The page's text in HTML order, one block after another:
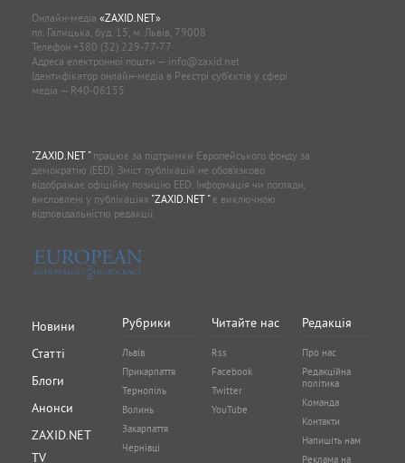
Онлайн-медіа «ZAXID.NET»
пл. Галицька, буд. 15, м. Львів, 79008
Телефон +380 (32) 229-77-77
Адреса електронної пошти — info@zaxid.net
Ідентифікатор онлайн-медіа в Реєстрі суб'єктів у сфері
медіа — R40-06155
"ZAXID.NET "працює за підтримки Європейського фонду за
демократію (EED). Зміст публікацій не обов’язково
відображає офіційну позицію EED. Інформація чи погляди,
висловлені у публікаціях "ZAXID.NET "є виключною
відповідальністю редакції.
Новини
Статті
Блоги
Анонси
ZAXID.NET
TV
Рубрики
Львів
Прикарпаття
Тернопіль
Волинь
Закарпаття
Чернівці
Читайте нас
Rss
Facebook
Twitter
YouTube
Редакція
Про нас
Редакційна
політика
Команда
Контакти
Напишіть нам
Реклама на